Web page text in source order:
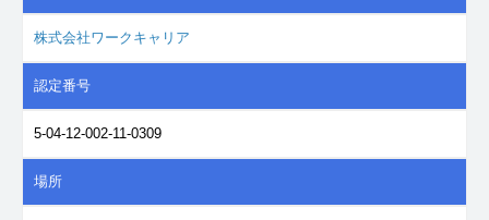
株式会社ワークキャリア
認定番号
5-04-12-002-11-0309
場所